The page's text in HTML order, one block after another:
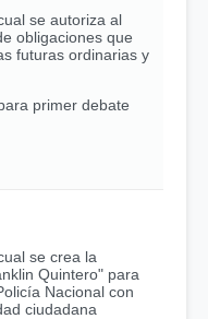
se autoriza al
obligaciones que
futuras ordinarias y
primer debate
se crea la
Quintero" para
Nacional con
ciudadana